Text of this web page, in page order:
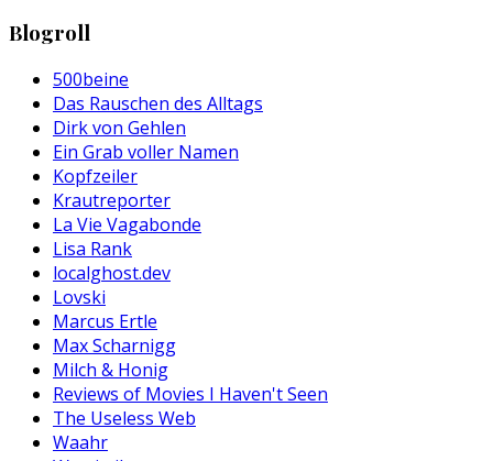
Blogroll
500beine
Das Rauschen des Alltags
Dirk von Gehlen
Ein Grab voller Namen
Kopfzeiler
Krautreporter
La Vie Vagabonde
Lisa Rank
localghost.dev
Lovski
Marcus Ertle
Max Scharnigg
Milch & Honig
Reviews of Movies I Haven't Seen
The Useless Web
Waahr